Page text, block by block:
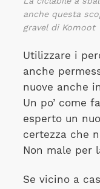
anche questa
gravel di Komoot
Utilizzare i
anche
nuove anche
Un po’ come
esperto un
certezza che
Non male per
Se vicino a